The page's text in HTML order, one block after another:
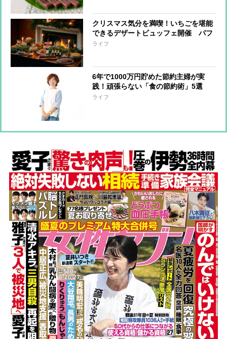
クリスマス気分を満喫！いちごを堪能
できるデザートビュッフェ開催 パフ
ェ、タルト、パイ、ロールケーキも
ライフ
6年で1000万円貯めた節約主婦が実
践！頑張らない「食の節約術」5選
ライフ